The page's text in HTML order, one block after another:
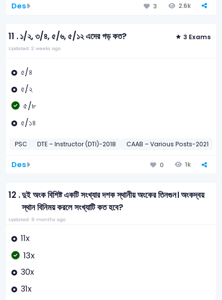
Des 3 2.6k
11 .১/২, ৩/৪, ৫/৬, ৫/১২ এদের গড় কত? 3 Exams
Updated: 2 weeks ago
৫/৪
৫/২
৫/৮
৫/১৪
PSC DTE – Instructor (DTI)-2018 CAAB – Various Posts-2021
Des 0 1k
12 .দুই অংক বিশিষ্ট একটি সংখ্যার দশক স্থানীয় অংকের তিনগুন। অংকদ্বয়
স্থান বিনিময় করলে সংখ্যাটি কত হবে?
Updated: 8 months ago
11x
13x
30x
31x